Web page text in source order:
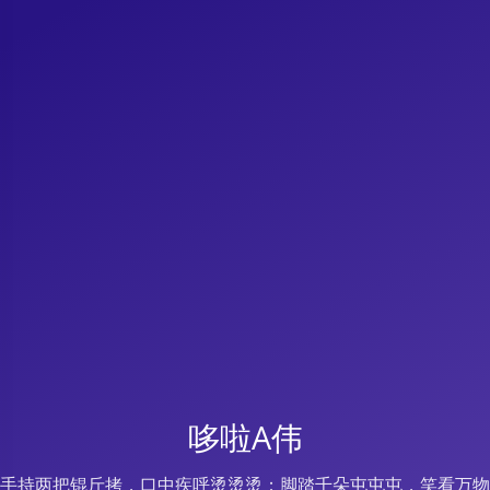
哆啦A伟
手持两把锟斤拷，口中疾呼烫烫烫；脚踏千朵屯屯屯，笑看万物